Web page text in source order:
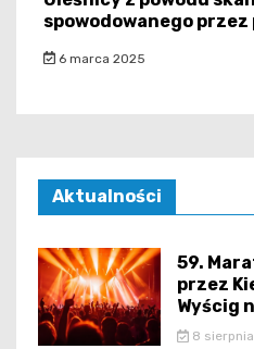
spowodowanego przez
6 marca 2025
Aktualności
59.
przez
Wyścig
8